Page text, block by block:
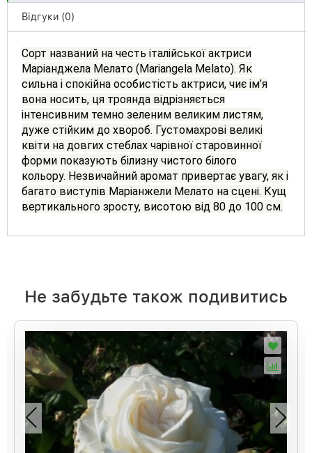
Відгуки (0)
Сорт названий на честь італійської актриси
Маріанджела Мелато (Mariangela Melato). Як
сильна і спокійна особистість актриси, чиє ім’я
вона носить, ця троянда відрізняється
інтенсивним темно зеленим великим листям,
дуже стійким до хвороб. Густомахрові великі
квіти на довгих стеблах чарівної старовинної
форми показують білизну чистого білого
кольору. Незвичайний аромат привертає увагу, як і
багато виступів Маріанжели Мелато на сцені. Кущ
вертикального зросту, висотою від 80 до 100 см.
Не забудьте також подивитись